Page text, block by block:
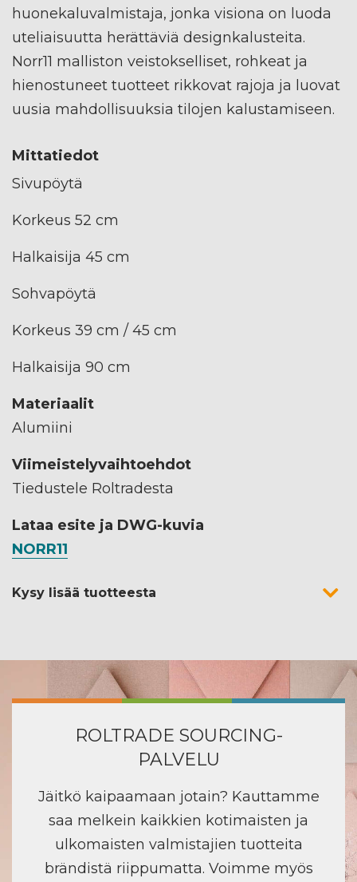
huonekaluvalmistaja, jonka visiona on luoda
uteliaisuutta herättäviä designkalusteita.
Norr11 malliston veistokselliset, rohkeat ja
hienostuneet tuotteet rikkovat rajoja ja luovat
uusia mahdollisuuksia tilojen kalustamiseen.
Mittatiedot
Sivupöytä
Korkeus 52 cm
Halkaisija 45 cm
Sohvapöytä
Korkeus 39 cm / 45 cm
Halkaisija 90 cm
Materiaalit
Alumiini
Viimeistelyvaihtoehdot
Tiedustele Roltradesta
Lataa esite ja DWG-kuvia
NORR11
Kysy lisää tuotteesta
ROLTRADE SOURCING-
PALVELU
Jäitkö kaipaamaan jotain? Kauttamme
saa melkein kaikkien kotimaisten ja
ulkomaisten valmistajien tuotteita
brändistä riippumatta. Voimme myös